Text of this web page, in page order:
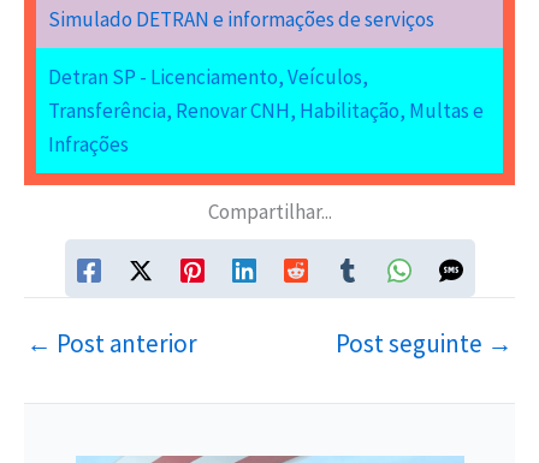
Simulado DETRAN e informações de serviços
Detran SP - Licenciamento, Veículos,
Transferência, Renovar CNH, Habilitação, Multas e
Infrações
Compartilhar...
← Post anterior Post seguinte →